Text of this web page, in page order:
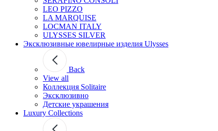
LEO PIZZO
LA MARQUISE
LOCMAN ITALY
ULYSSES SILVER
Эксклюзивные ювелирные изделия Ulysses
Back
View all
Коллекция Solitaire
Эксклюзивно
Детские украшения
Luxury Collections